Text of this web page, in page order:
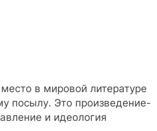
в мировой литературе
посылу. Это произведение-
и идеология